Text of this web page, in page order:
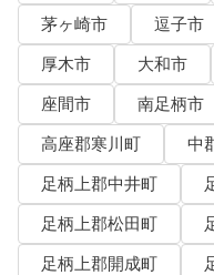
茅ヶ崎市
逗子市
厚木市
大和市
座間市
南足柄市
高座郡寒川町
中
足柄上郡中井町
足柄上郡松田町
足柄上郡開成町